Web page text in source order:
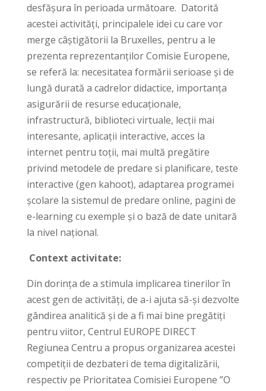
desfășura în perioada următoare. Datorită
acestei activități, principalele idei cu care vor
merge câștigătorii la Bruxelles, pentru a le
prezenta reprezentanților Comisie Europene,
se referă la: necesitatea formării serioase și de
lungă durată a cadrelor didactice, importanța
asigurării de resurse educaționale,
infrastructură, biblioteci virtuale, lecții mai
interesante, aplicații interactive, acces la
internet pentru toții, mai multă pregătire
privind metodele de predare si planificare, teste
interactive (gen kahoot), adaptarea programei
școlare la sistemul de predare online, pagini de
e-learning cu exemple și o bază de date unitară
la nivel național.
Context activitate:
Din dorința de a stimula implicarea tinerilor în
acest gen de activități, de a-i ajuta să-și dezvolte
gândirea analitică și de a fi mai bine pregătiți
pentru viitor, Centrul EUROPE DIRECT
Regiunea Centru a propus organizarea acestei
competiții de dezbateri de tema digitalizării,
respectiv pe Prioritatea Comisiei Europene ”O